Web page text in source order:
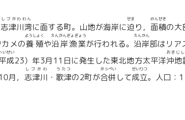
志津川湾
しづがわわん
に面する町。山地が海岸に迫
せま
り， 面積
めんせき
の大
メの養殖
ようしょく
や沿岸漁業
えんがんぎょぎょう
が行われる。 沿岸
えんがん
部はリア
成
いせい
23）年3月11日に発生した東北地方太平洋沖地
おきじ
月， 志津川
しづがわ
・ 歌津
うたつ
の2町が合併
がっぺい
して成立
せいりつ
。人口：